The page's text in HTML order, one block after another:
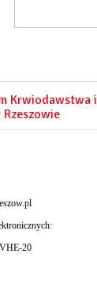
Krwiodawstwa i
20